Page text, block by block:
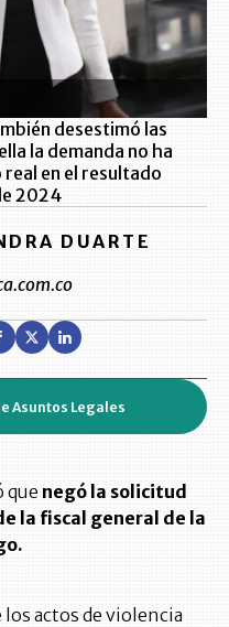
desestimó las
la demanda no ha
en el resultado
2024
DUARTE
Asuntos Legales
que negó la solicitud
la fiscal general de la
los actos de violencia